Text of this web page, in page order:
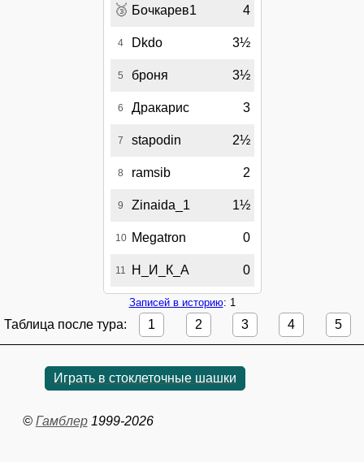
🥉 Бочкарев1 4
4 Dkdo 3½
5 броня 3½
6 Дракарис 3
7 stapodin 2½
8 ramsib 2
9 Zinaida_1 1½
10 Megatron 0
11 Н_И_К_А 0
Записей в историю: 1
Таблица после тура: 1 2 3 4 5
Играть в стоклеточные шашки
© Гамблер1999-2026